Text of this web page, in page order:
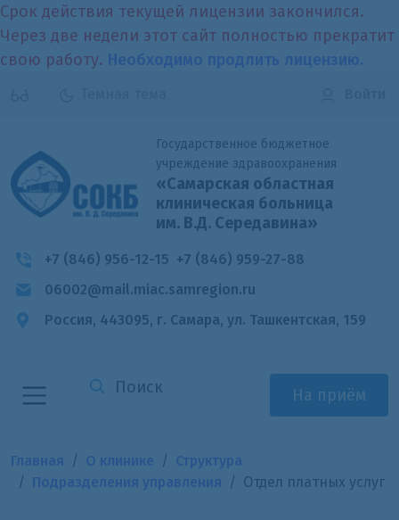
Срок действия текущей лицензии закончился.
Через две недели этот сайт полностью прекратит
свою работу.
Государственное бюджетное
учреждение здравоохранения
«Самарская областная
клиническая больница
им. В.Д. Середавина»
+7 (846) 956-12-15 +7 (846) 959-27-88
06002@mail.miac.samregion.ru
Россия, 443095, г. Самара, ул. Ташкентская, 159
На приём
Отдел платных услуг